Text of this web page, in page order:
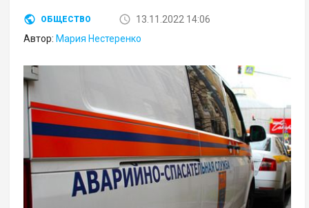
ОБЩЕСТВО
13.11.2022 14:06
Автор: Мария Нестеренко